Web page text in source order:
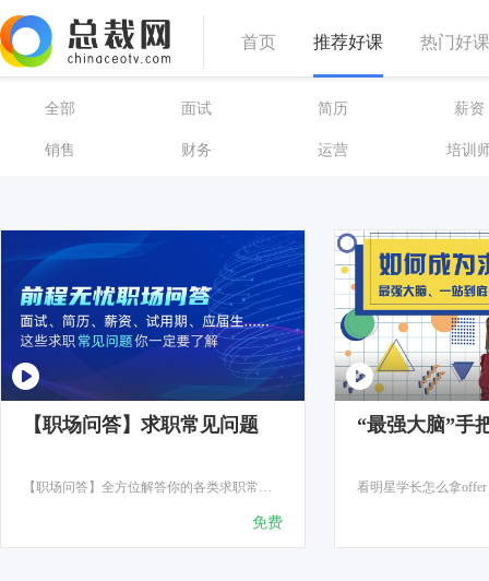
首页 推荐好课 热门好课
全部 面试 简历 薪资
销售 财务 运营 培训
【职场问答】求职常见问题
【职场问答】全方位解答你的各类求职常见问题。
免费
“最强大脑”手
看明星学长怎么拿offer